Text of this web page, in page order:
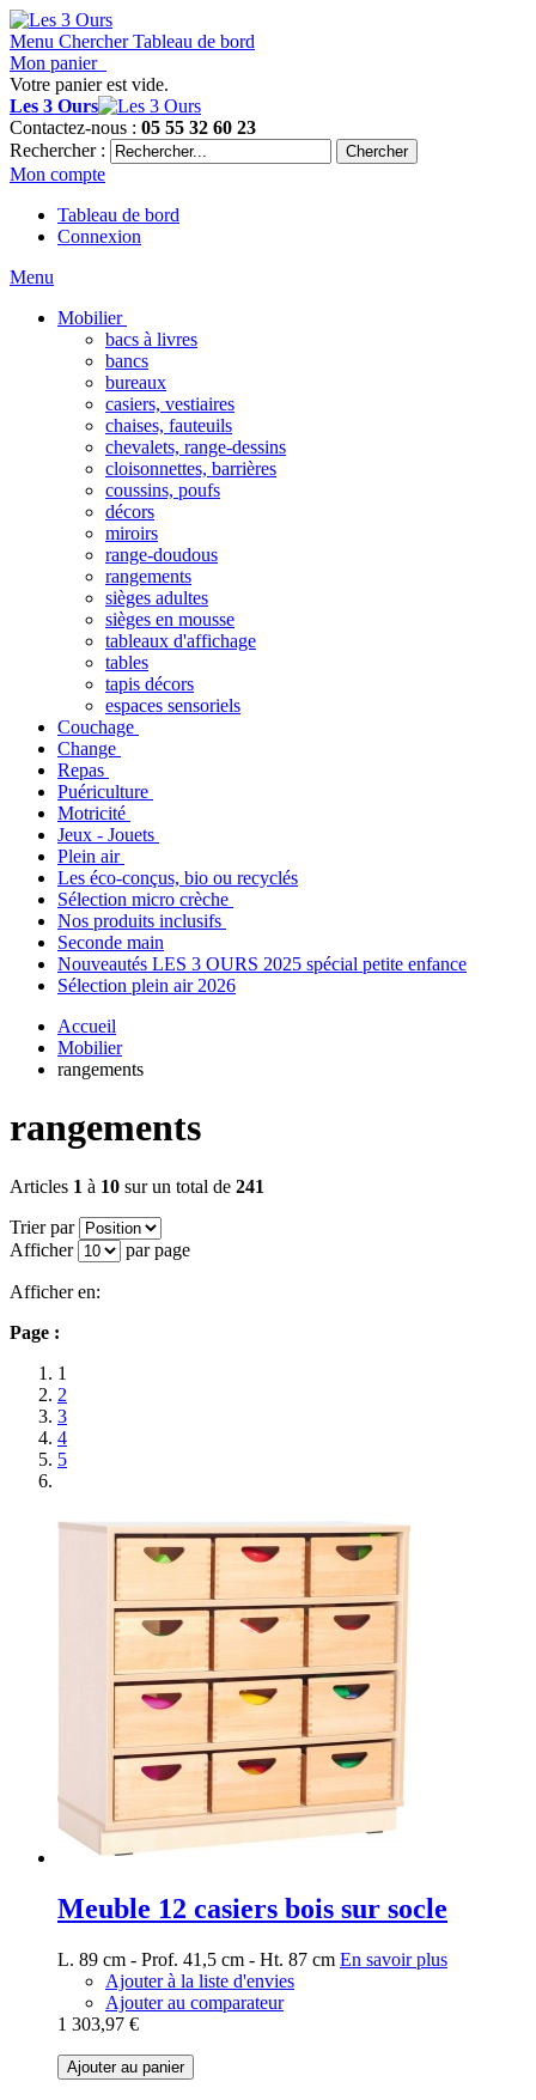
Menu Chercher Tableau de bord
Mon panier
Votre panier est vide.
Les 3 Ours
Contactez-nous : 05 55 32 60 23
Rechercher :
Chercher
Mon compte
Tableau de bord
Connexion
Menu
Mobilier
bacs à livres
bancs
bureaux
casiers, vestiaires
chaises, fauteuils
chevalets, range-dessins
cloisonnettes, barrières
coussins, poufs
décors
miroirs
range-doudous
rangements
sièges adultes
sièges en mousse
tableaux d'affichage
tables
tapis décors
espaces sensoriels
Couchage
Change
Repas
Puériculture
Motricité
Jeux - Jouets
Plein air
Les éco-conçus, bio ou recyclés
Sélection micro crèche
Nos produits inclusifs
Seconde main
Nouveautés LES 3 OURS 2025 spécial petite enfance
Sélection plein air 2026
Accueil
Mobilier
rangements
rangements
Articles 1 à 10 sur un total de 241
Trier par
Afficher
par page
Afficher en:
Page :
1
2
3
4
5
Meuble 12 casiers bois sur socle
L. 89 cm - Prof. 41,5 cm - Ht. 87 cm En savoir plus
Ajouter à la liste d'envies
Ajouter au comparateur
1 303,97 €
Ajouter au panier